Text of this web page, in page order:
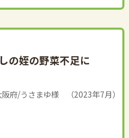
の姪の野菜不足に
阪府/うさまゆ様 （2023年7月）